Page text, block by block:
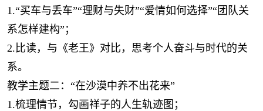
1.“买车与丢车”“理财与失财”“爱情如何选择”“团队关
系怎样建构”；
2.比读，与《老王》对比，思考个人奋斗与时代的关
系。
教学主题二：“在沙漠中养不出花来”
1.梳理情节，勾画祥子的人生轨迹图；